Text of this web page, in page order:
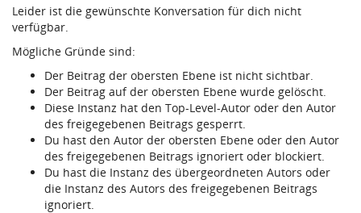
Leider ist die gewünschte Konversation für dich nicht
verfügbar.
Mögliche Gründe sind:
Der Beitrag der obersten Ebene ist nicht sichtbar.
Der Beitrag auf der obersten Ebene wurde gelöscht.
Diese Instanz hat den Top-Level-Autor oder den Autor
des freigegebenen Beitrags gesperrt.
Du hast den Autor der obersten Ebene oder den Autor
des freigegebenen Beitrags ignoriert oder blockiert.
Du hast die Instanz des übergeordneten Autors oder
die Instanz des Autors des freigegebenen Beitrags
ignoriert.